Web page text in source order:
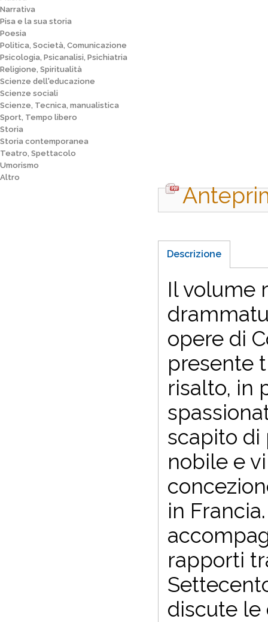
Narrativa
Pisa e la sua storia
Poesia
Politica, Società, Comunicazione
Psicologia, Psicanalisi, Psichiatria
Religione, Spiritualità
Scienze dell'educazione
Scienze sociali
Scienze, Tecnica, manualistica
Sport, Tempo libero
Storia
Storia contemporanea
Teatro, Spettacolo
Umorismo
Altro
Descrizione
Il volume
opere di
presente
risalto, in
scapito di
nobile e
in
rapporti
discute le